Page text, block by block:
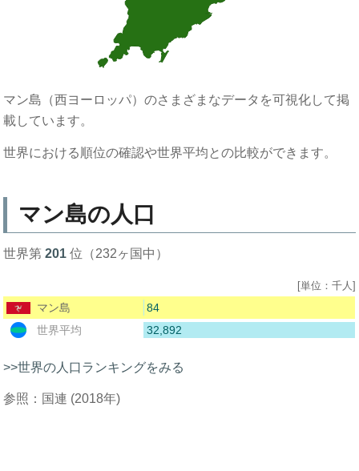
マン島（西ヨーロッパ）のさまざまなデータを可視化して掲
載しています。
世界における順位の確認や世界平均との比較ができます。
マン島の人口
世界第201 位（232ヶ国中）
[単位：千人]
マン島
84
世界平均
32,892
>>世界の人口ランキングをみる
参照：国連 (2018年)